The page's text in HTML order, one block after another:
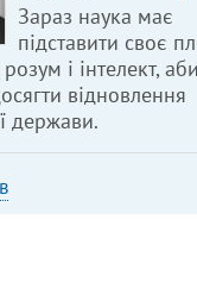
Зараз наука має
підставити своє
і інтелект, аби
відновлення
держави.